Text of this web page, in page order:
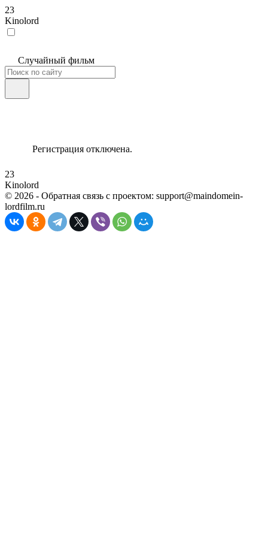
23
Kinolord
Случайный фильм
Регистрация отключена.
23
Kinolord
© 2026 - Обратная связь с проектом: support@maindomein-
lordfilm.ru